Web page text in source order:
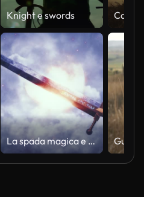
Knight e swords
La spada magica e il sole - Loop Epic Fantasy Landscape Background